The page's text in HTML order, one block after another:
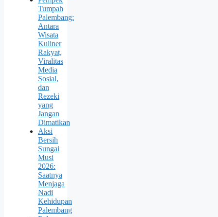
Tumpah
Palembang:
Antara
Wisata
Kuliner
Rakyat,
Viralitas
Media
Sosial,
dan
Rezeki
yang
Jangan
Dimatikan
Aksi
Bersih
Sungai
Musi
2026:
Saatnya
Menjaga
Nadi
Kehidupan
Palembang